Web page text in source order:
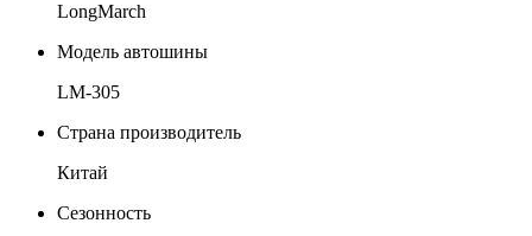
LongMarch
Модель автошины
LM-305
Страна производитель
Китай
Сезонность